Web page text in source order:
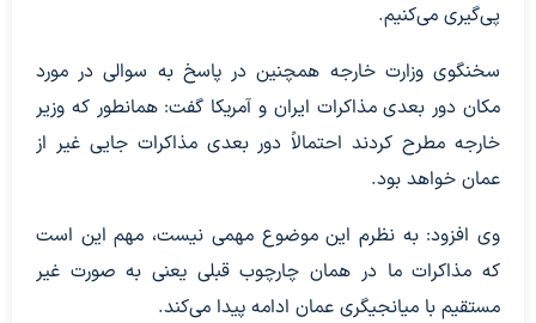
پی‌گیری می‌کنیم.
سخنگوی وزارت خارجه همچنین در پاسخ به سوالی در مورد
مکان دور بعدی مذاکرات ایران و آمریکا گفت: همانطور که وزیر
خارجه مطرح کردند احتمالاً دور بعدی مذاکرات جایی غیر از
عمان خواهد بود.
وی افزود: به نظرم این موضوع مهمی نیست، مهم این است
که مذاکرات ما در همان چارچوب قبلی یعنی به صورت غیر
مستقیم با میانجیگری عمان ادامه پیدا می‌کند.